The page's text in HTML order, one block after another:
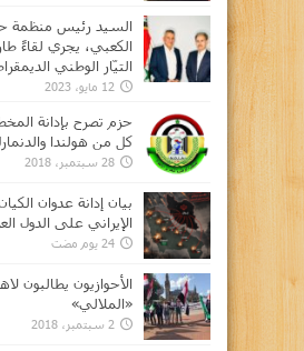
السيد رئيس منظمة
الكعبي، يجري لقاءً
التيّار الوطني
12 مايو، 2023
حزم تصرح بإدانة
كل من هولندا
28 سبتمبر، 2018
بيان إدانة عدوان
الإيراني على الدول
24 يوم مضت
الأحوازيون يطالبون
«الملالي»
2 سبتمبر، 2018